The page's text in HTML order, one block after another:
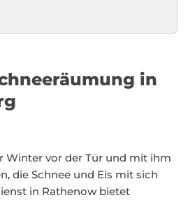
in
Winter vor der Tür und mit ihm
die Schnee und Eis mit sich
in Rathenow bietet